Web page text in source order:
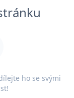
ho se svými